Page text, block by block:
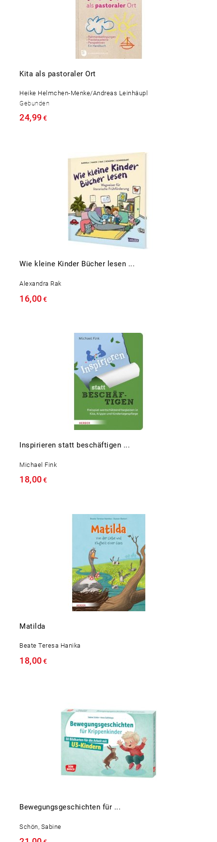
Kita als pastoraler Ort
Heike Helmchen-Menke/Andreas Leinhäupl
Gebunden
24,99€
Wie kleine Kinder Bücher lesen ...
Alexandra Rak
16,00€
Inspirieren statt beschäftigen ...
Michael Fink
18,00€
Matilda
Beate Teresa Hanika
18,00€
Bewegungsgeschichten für ...
Schön, Sabine